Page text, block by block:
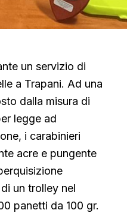
un servizio di
a Trapani. Ad una
dalla misura di
legge ad
i carabinieri
acre e pungente
un trolley nel
panetti da 100 gr.